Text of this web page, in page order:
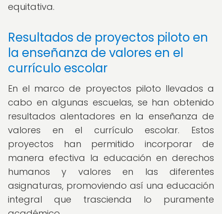
equitativa.
Resultados de proyectos piloto en
la enseñanza de valores en el
currículo escolar
En el marco de proyectos piloto llevados a
cabo en algunas escuelas, se han obtenido
resultados alentadores en la enseñanza de
valores en el currículo escolar. Estos
proyectos han permitido incorporar de
manera efectiva la educación en derechos
humanos y valores en las diferentes
asignaturas, promoviendo así una educación
integral que trascienda lo puramente